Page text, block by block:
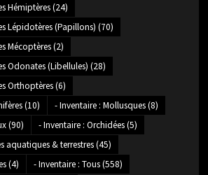
Hémiptères(24)
Lépidotères (Papillons) (70)
Mécoptères(2)
Odonates (Libellules) (28)
Orthoptères(6)
(10) - Inventaire : Mollusques(8)
(90) - Inventaire : Orchidées(5)
aquatiques & terrestres(45)
(4) - Inventaire : Tous(558)